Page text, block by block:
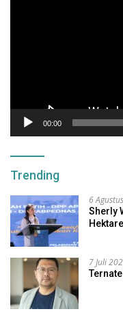
00:00
Trending
6
Sherly
7 Juli